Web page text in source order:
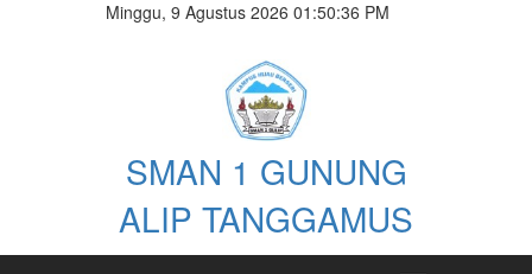
Minggu, 9 Agustus 2026 01:50:37 PM
SMAN 1 GUNUNG
ALIP TANGGAMUS